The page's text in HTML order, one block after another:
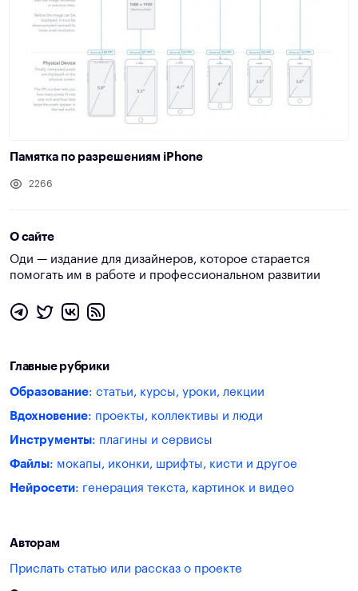
Памятка по разрешениям iPhone
2266
О сайте
Оди — издание для дизайнеров, которое старается
помогать им в работе и профессиональном развитии
Главные рубрики
Образование: статьи, курсы, уроки, лекции
Вдохновение: проекты, коллективы и люди
Инструменты: плагины и сервисы
Файлы: мокапы, иконки, шрифты, кисти и другое
Нейросети: генерация текста, картинок и видео
Авторам
Прислать статью или рассказ о проекте